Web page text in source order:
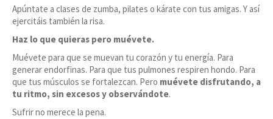
Apúntate a clases de zumba, pilates o kárate con tus amigas. Y así
ejercitáis también la risa.
Haz lo que quieras pero muévete.
Muévete para que se muevan tu corazón y tu energía. Para
generar endorfinas. Para que tus pulmones respiren hondo. Para
que tus músculos se fortalezcan. Pero muévete disfrutando, a
tu ritmo, sin excesos y observándote.
Sufrir no merece la pena.